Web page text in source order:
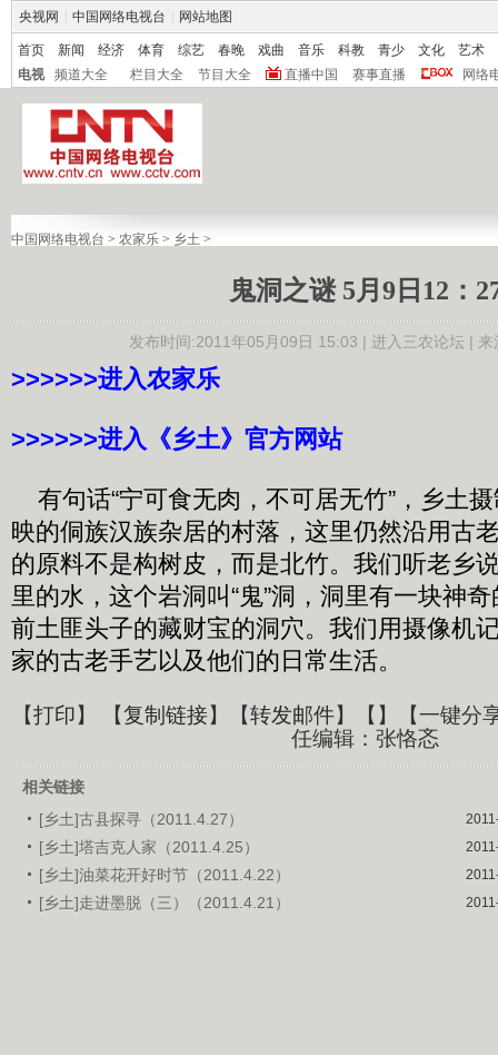
央视网 中国网络电视台 网站地图
首页 新闻 经济 体育 综艺 春晚 戏曲 音乐 科教 青少 文化
艺术
电视
频道大全 栏目大全 节目大全 直播中国 赛事直播 网络
中国网络电视台 > 农家乐 > 乡土 >
鬼洞之谜 5月9日12：
发布时间:2011年05月09日 15:03 | 进入三农论坛| 来
>>>>>>进入农家乐
>>>>>>进入《乡土》官方网站
有句话“宁可食无肉，不可居无竹”，乡土
映的侗族汉族杂居的村落，这里仍然沿用古
的原料不是构树皮，而是北竹。我们听老乡
里的水，这个岩洞叫“鬼”洞，洞里有一块神
前土匪头子的藏财宝的洞穴。我们用摄像机
家的古老手艺以及他们的日常生活。
【打印】 【复制链接】【转发邮件】【 】
【一键分
任编辑：张恪忞
相关链接
[乡土]古县探寻（2011.4.27）
[乡土]塔吉克人家（2011.4.25）
[乡土]油菜花开好时节（2011.4.22）
[乡土]走进墨脱（三）（2011.4.21）